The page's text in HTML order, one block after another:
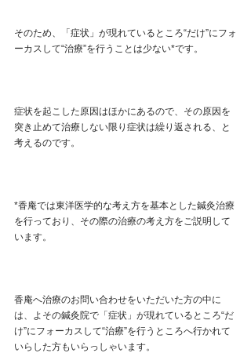
そのため、「症状」が現れているところ“だけ”にフォ
ーカスして“治療”を行うことは少ない*です。
症状を起こした原因はほかにあるので、その原因を
突き止めて治療しない限り症状は繰り返される、と
考えるのです。
*香庵では東洋医学的な考え方を基本とした鍼灸治療
を行っており、その際の治療の考え方をご説明して
います。
香庵へ治療のお問い合わせをいただいた方の中に
は、よその鍼灸院で「症状」が現れているところ“だ
け”にフォーカスして“治療”を行うところへ行かれて
いらした方もいらっしゃいます。